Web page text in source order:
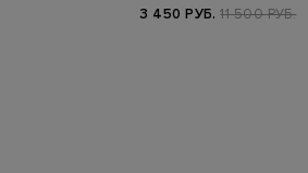
3 450 РУБ. 11 500 РУБ.